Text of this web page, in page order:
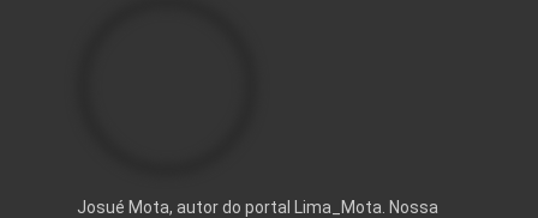
Josué Mota, autor do portal Lima_Mota. Nossa